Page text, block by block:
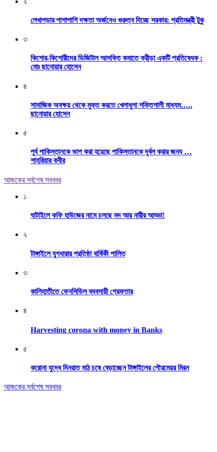
লেখাপড়ার পাশাপাশি দক্ষতা অর্জনেও গুরুত্ব দিচ্ছে সরকার: প্রতিমন্ত্রী টুকু
৩
কিশোর-কিশোরীদের ডিজিটাল আসক্তি কমাতে ক্রীড়া একটি প্রতিষেধক :
মোঃ ছানোয়ার হোসেন
৪
সামাজিক অবক্ষয় থেকে মুক্ত করতে খেলাধুলা শক্তিশালী মাধ্যম…..
ছানোয়ার হোসেন
৫
পূর্ব পাকিস্তানকে ভাগ করা হয়েছে পাকিস্তানকে দূর্বল করার জন্য …
শাহরিয়ার কবীর
আজকের সর্বশেষ সবখবর
১
ঘাটাইলে কফি হাউজের নামে চলছে মদ আর নারীর আড্ডা!
২
টাঙ্গাইলে যুগধারার প্রতিষ্ঠা বার্ষিকী পালিত
৩
কালিহাতীতে ফেনসিডিল ব্যবসায়ী গ্রেফতার
৪
Harvesting corona with money in Banks
৫
করোনা যুদ্ধে দিনরাত মাঠ চষে বেড়াচ্ছেন টাঙ্গাইলের পৌরমেয়র মিরন
আজকের সর্বশেষ সবখবর